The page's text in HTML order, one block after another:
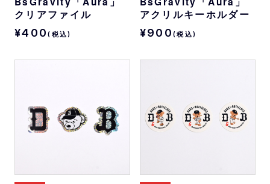
クリアファイル
¥400(税込)
アクリルキーホルダー
¥900(税込)